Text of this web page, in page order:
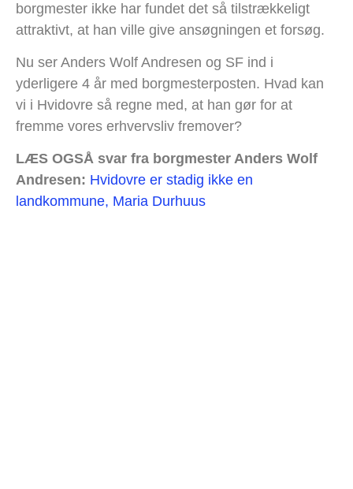
borgmester ikke har fundet det så tilstrækkeligt
attraktivt, at han ville give ansøgningen et forsøg.
Nu ser Anders Wolf Andresen og SF ind i
yderligere 4 år med borgmesterposten. Hvad kan
vi i Hvidovre så regne med, at han gør for at
fremme vores erhvervsliv fremover?
LÆS OGSÅ svar fra borgmester Anders Wolf
Andresen: Hvidovre er stadig ikke en
landkommune, Maria Durhuus